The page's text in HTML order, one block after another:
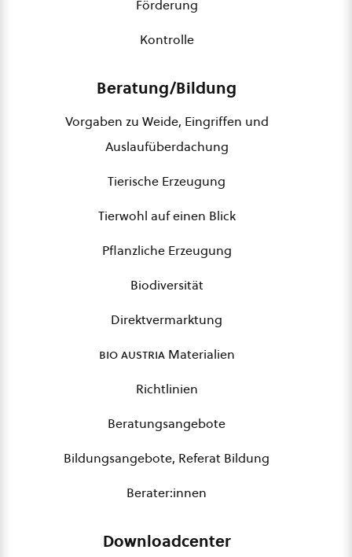
Förderung
Kontrolle
Beratung/Bildung
Vorgaben zu Weide, Eingriffen und
Auslaufüberdachung
Tierische Erzeugung
Tierwohl auf einen Blick
Pflanzliche Erzeugung
Biodiversität
Direktvermarktung
bio austriaMaterialien
Richtlinien
Beratungsangebote
Bildungsangebote, Referat Bildung
Berater:innen
Downloadcenter